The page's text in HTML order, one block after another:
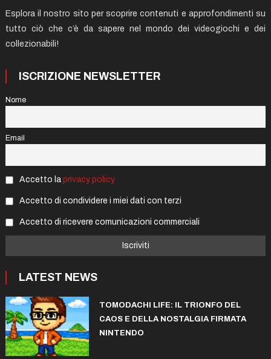
Esplora il nostro sito per scoprire contenuti e approfondimenti su
tutto ciò che c’è da sapere nel mondo dei videogiochi e dei
collezionabili!
ISCRIZIONE NEWSLETTER
Nome
Email
Accetto la privacy policy
Accetto di condividere i miei dati con terzi
Accetto di ricevere comunicazioni commerciali
LATEST NEWS
TOMODACHI LIFE: IL TRIONFO DEL
CAOS E DELLA NOSTALGIA FIRMATA
NINTENDO